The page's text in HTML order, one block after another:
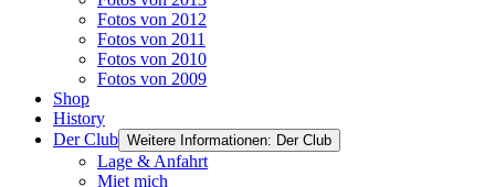
Fotos von 2012
Fotos von 2011
Fotos von 2010
Fotos von 2009
Shop
History
Der Club Weitere Informationen: Der Club
Lage & Anfahrt
Miet mich